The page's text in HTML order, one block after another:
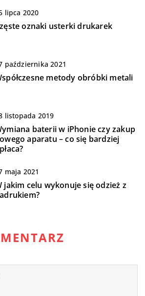
lipca 2020
oznaki usterki drukarek
października 2021
metody obróbki metali
listopada 2019
baterii w iPhonie czy zakup
aparatu – co się bardziej
maja 2021
jakim celu wykonuje się odzież z